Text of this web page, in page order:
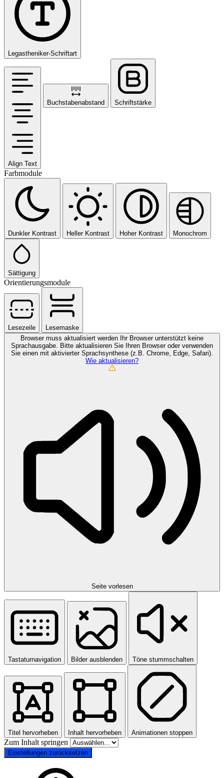
Legastheniker-Schriftart
Align Text
Buchstabenabstand Schriftstärke
Farbmodule
Dunkler Kontrast Heller Kontrast Hoher Kontrast Monochrom
Sättigung
Orientierungsmodule
Lesezeile
Lesemaske
Browser muss aktualisiert werden
Ihr Browser unterstützt keine
Sprachausgabe. Bitte aktualisieren Sie Ihren Browser oder verwenden
Sie einen mit aktivierter Sprachsynthese (z.B. Chrome, Edge, Safari).
Wie aktualisieren?
Seite vorlesen
Tastaturnavigation Bilder ausblenden Töne stummschalten
Titel hervorheben Inhalt hervorheben Animationen stoppen
Zum Inhalt springen
Einstellungen zurücksetzen